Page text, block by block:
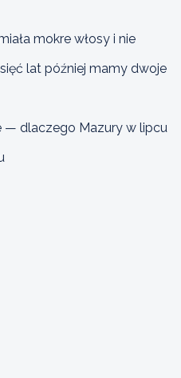
mokre włosy i nie
lat później mamy dwoje
— dlaczego Mazury w lipcu